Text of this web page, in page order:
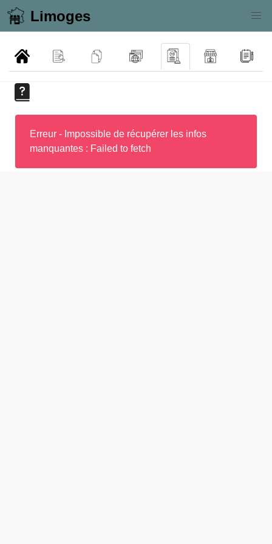
Limoges
Erreur - Impossible de récupérer les infos
manquantes : Failed to fetch